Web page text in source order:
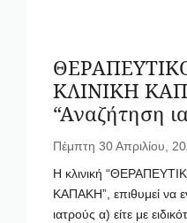
ΚΛΙΝΙΚΗ
“Αναζήτηση
Πέμπτη 30 Απριλίου,
Η κλινική
ΚΑΠΑΚΗ”, επιθυμεί να
ιατρούς α) είτε με